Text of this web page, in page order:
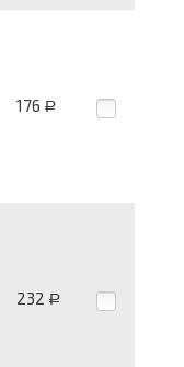
176 Р
232 Р